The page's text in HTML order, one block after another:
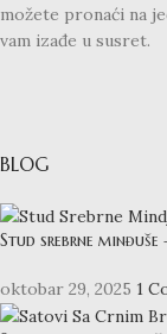
možete pronaći na
vam izađe u susret.
BLOG
Stud srebrne
oktobar 29, 2025 1